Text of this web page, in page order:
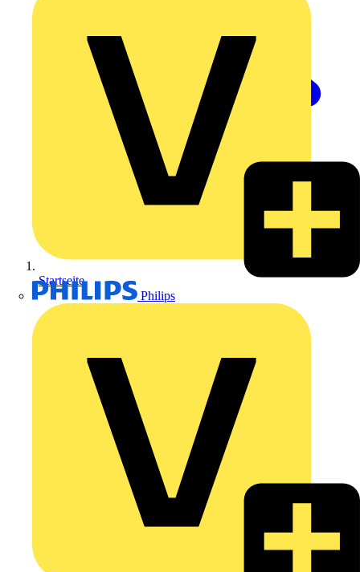
Philips
Startseite